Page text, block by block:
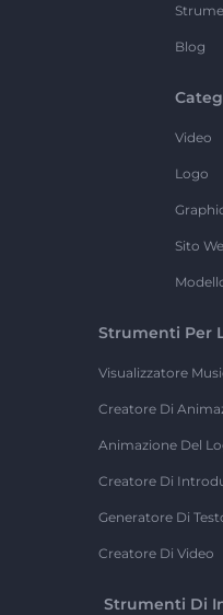
Blog
Video
Logo
Sito
Strumenti Per
Visualizzatore
Creatore Di
Animazione Del
Creatore Di
Generatore Di
Creatore Di Video
Strumenti Di